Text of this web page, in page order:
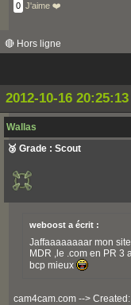
0 J'aime ❤️
🔴 Hors ligne
2012-10-16 20:25:13
Wallas
🥉 Grade : Scout
weboost a écrit :
Jaffaaaaaaaar mon
MDR ,le .com en PR 3
bcp mieux
cam4cam.com -->